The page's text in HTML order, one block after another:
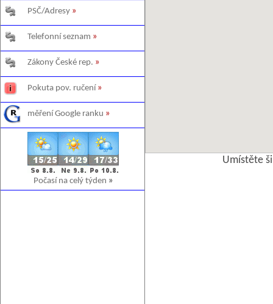
PSČ/Adresy »
Telefonní seznam »
Zákony České rep. »
Pokuta pov. ručení »
měření Google ranku »
Počasí na celý týden »
Umístěte